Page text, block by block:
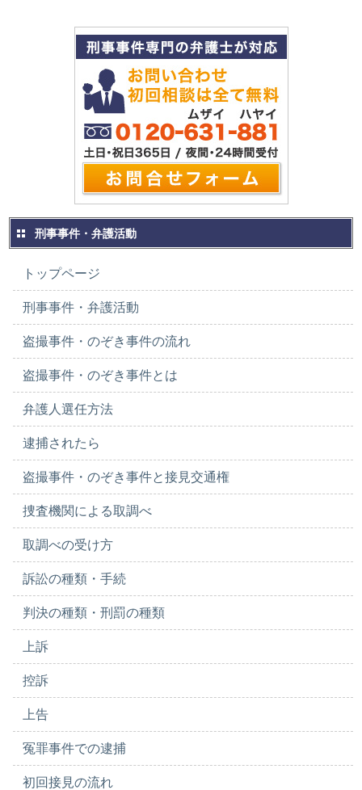
刑事事件・弁護活動
トップページ
刑事事件・弁護活動
盗撮事件・のぞき事件の流れ
盗撮事件・のぞき事件とは
弁護人選任方法
逮捕されたら
盗撮事件・のぞき事件と接見交通権
捜査機関による取調べ
取調べの受け方
訴訟の種類・手続
判決の種類・刑罰の種類
上訴
控訴
上告
冤罪事件での逮捕
初回接見の流れ